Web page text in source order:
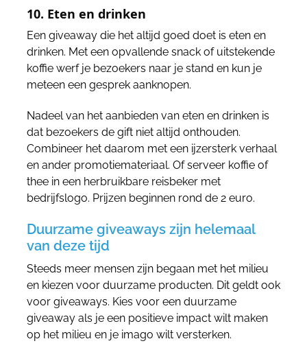
10. Eten en drinken
Een giveaway die het altijd goed doet is eten en
drinken. Met een opvallende snack of uitstekende
koffie werf je bezoekers naar je stand en kun je
meteen een gesprek aanknopen.
Nadeel van het aanbieden van eten en drinken is
dat bezoekers de gift niet altijd onthouden.
Combineer het daarom met een ijzersterk verhaal
en ander promotiemateriaal. Of serveer koffie of
thee in een herbruikbare reisbeker met
bedrijfslogo. Prijzen beginnen rond de 2 euro.
Duurzame giveaways zijn helemaal
van deze tijd
Steeds meer mensen zijn begaan met het milieu
en kiezen voor duurzame producten. Dit geldt ook
voor giveaways. Kies voor een duurzame
giveaway als je een positieve impact wilt maken
op het milieu en je imago wilt versterken.